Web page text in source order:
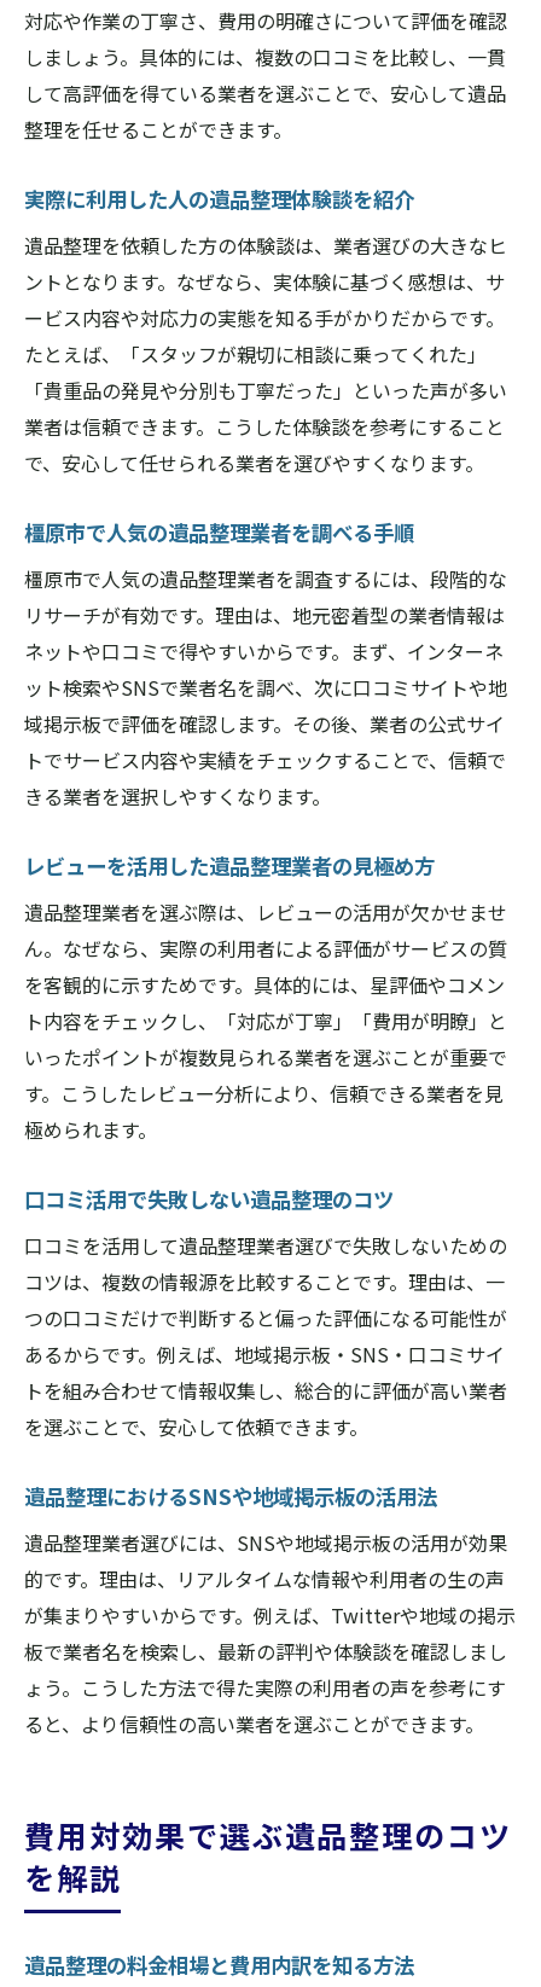
対応や作業の丁寧さ、費用の明確さについて評価を確認
しましょう。具体的には、複数の口コミを比較し、一貫
して高評価を得ている業者を選ぶことで、安心して遺品
整理を任せることができます。
実際に利用した人の遺品整理体験談を紹介
遺品整理を依頼した方の体験談は、業者選びの大きなヒ
ントとなります。なぜなら、実体験に基づく感想は、サ
ービス内容や対応力の実態を知る手がかりだからです。
たとえば、「スタッフが親切に相談に乗ってくれた」
「貴重品の発見や分別も丁寧だった」といった声が多い
業者は信頼できます。こうした体験談を参考にすること
で、安心して任せられる業者を選びやすくなります。
橿原市で人気の遺品整理業者を調べる手順
橿原市で人気の遺品整理業者を調査するには、段階的な
リサーチが有効です。理由は、地元密着型の業者情報は
ネットや口コミで得やすいからです。まず、インターネ
ット検索やSNSで業者名を調べ、次に口コミサイトや地
域掲示板で評価を確認します。その後、業者の公式サイ
トでサービス内容や実績をチェックすることで、信頼で
きる業者を選択しやすくなります。
レビューを活用した遺品整理業者の見極め方
遺品整理業者を選ぶ際は、レビューの活用が欠かせませ
ん。なぜなら、実際の利用者による評価がサービスの質
を客観的に示すためです。具体的には、星評価やコメン
ト内容をチェックし、「対応が丁寧」「費用が明瞭」と
いったポイントが複数見られる業者を選ぶことが重要で
す。こうしたレビュー分析により、信頼できる業者を見
極められます。
口コミ活用で失敗しない遺品整理のコツ
口コミを活用して遺品整理業者選びで失敗しないための
コツは、複数の情報源を比較することです。理由は、一
つの口コミだけで判断すると偏った評価になる可能性が
あるからです。例えば、地域掲示板・SNS・口コミサイ
トを組み合わせて情報収集し、総合的に評価が高い業者
を選ぶことで、安心して依頼できます。
遺品整理におけるSNSや地域掲示板の活用法
遺品整理業者選びには、SNSや地域掲示板の活用が効果
的です。理由は、リアルタイムな情報や利用者の生の声
が集まりやすいからです。例えば、Twitterや地域の掲示
板で業者名を検索し、最新の評判や体験談を確認しまし
ょう。こうした方法で得た実際の利用者の声を参考にす
ると、より信頼性の高い業者を選ぶことができます。
費用対効果で選ぶ遺品整理のコツ
を解説
遺品整理の料金相場と費用内訳を知る方法